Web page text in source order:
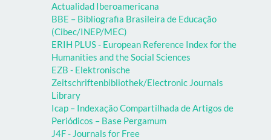
Actualidad Iberoamericana
BBE – Bibliografia Brasileira de Educação
(Cibec/INEP/MEC)
ERIH PLUS - European Reference Index for the
Humanities and the Social Sciences
EZB - Elektronische
Zeitschriftenbibliothek/Electronic Journals
Library
Icap – Indexação Compartilhada de Artigos de
Periódicos – Base Pergamum
J4F - Journals for Free